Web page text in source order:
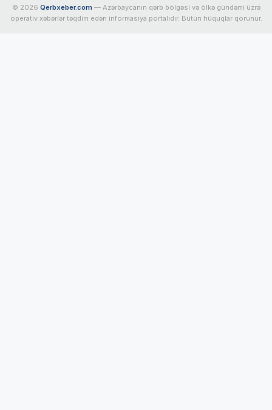
© 2026 Qerbxeber.com — Azərbaycanın qərb bölgəsi və ölkə gündəmi üzrə
operativ xəbərlər təqdim edən informasiya portalıdır. Bütün hüquqlar qorunur.